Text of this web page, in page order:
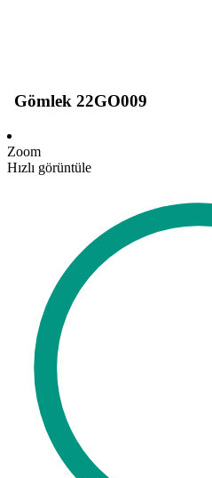
Gömlek 22GO009
Zoom
Hızlı görüntüle